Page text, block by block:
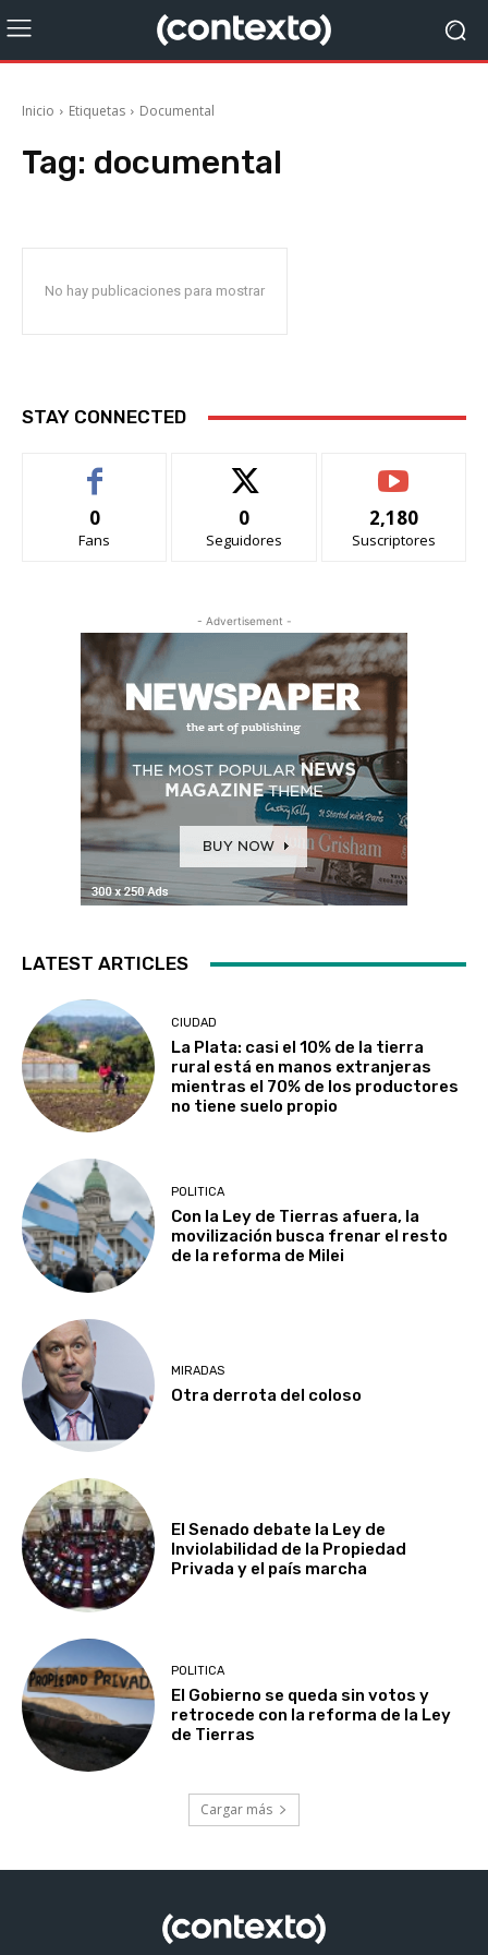
Inicio Etiquetas Documental
Tag: documental
No hay publicaciones para mostrar
STAY CONNECTED
0
Fans
0
Seguidores
2,180
Suscriptores
- Advertisement -
LATEST ARTICLES
CIUDAD
La Plata: casi el 10% de la tierra
rural está en manos extranjeras
mientras el 70% de los productores
no tiene suelo propio
POLITICA
Con la Ley de Tierras afuera, la
movilización busca frenar el resto
de la reforma de Milei
MIRADAS
Otra derrota del coloso
El Senado debate la Ley de
Inviolabilidad de la Propiedad
Privada y el país marcha
POLITICA
El Gobierno se queda sin votos y
retrocede con la reforma de la Ley
de Tierras
Cargar más